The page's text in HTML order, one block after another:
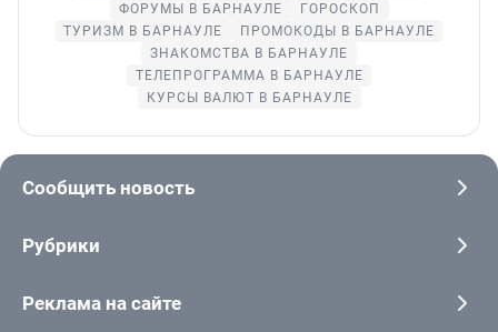
ФОРУМЫ В БАРНАУЛЕ
ГОРОСКОП
ТУРИЗМ В БАРНАУЛЕ
ПРОМОКОДЫ В БАРНАУЛЕ
ЗНАКОМСТВА В БАРНАУЛЕ
ТЕЛЕПРОГРАММА В БАРНАУЛЕ
КУРСЫ ВАЛЮТ В БАРНАУЛЕ
Сообщить новость
Рубрики
Реклама на сайте